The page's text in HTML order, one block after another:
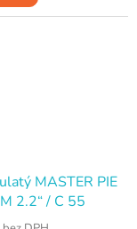
MASTER PIE
2.2“ / C 55